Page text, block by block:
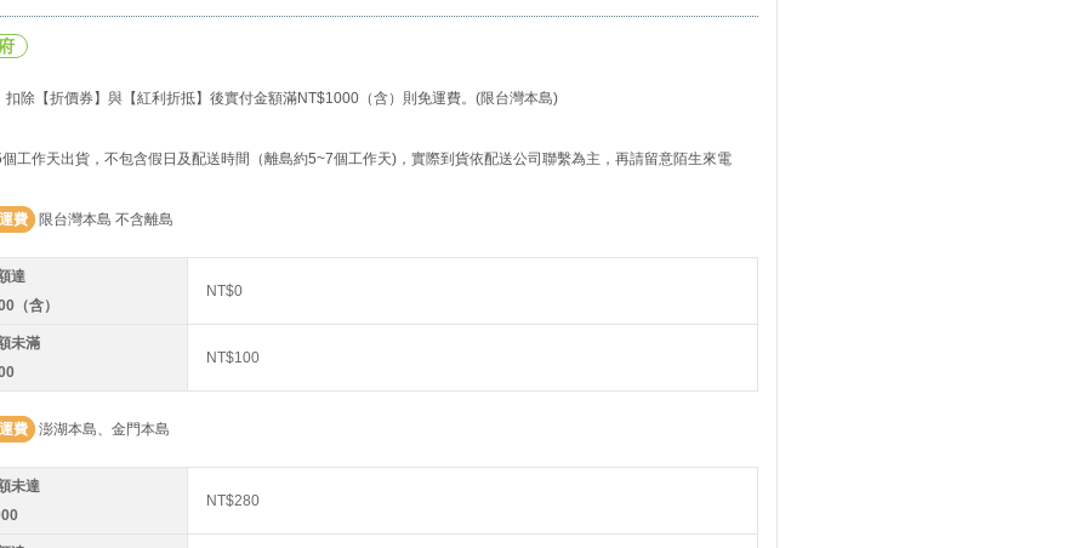
扣除【折價券】與【紅利折抵】後實付金額滿NT$1000（含）則免運費。(限台灣本島)
工作天出貨，不包含假日及配送時間（離島約5~7個工作天)，實際到貨依配送公司聯繫為主，再請留意陌生來電
費 限台灣本島 不含離島
達
（含）
NT$0
未滿
NT$100
費 澎湖本島、金門本島
未達
NT$280